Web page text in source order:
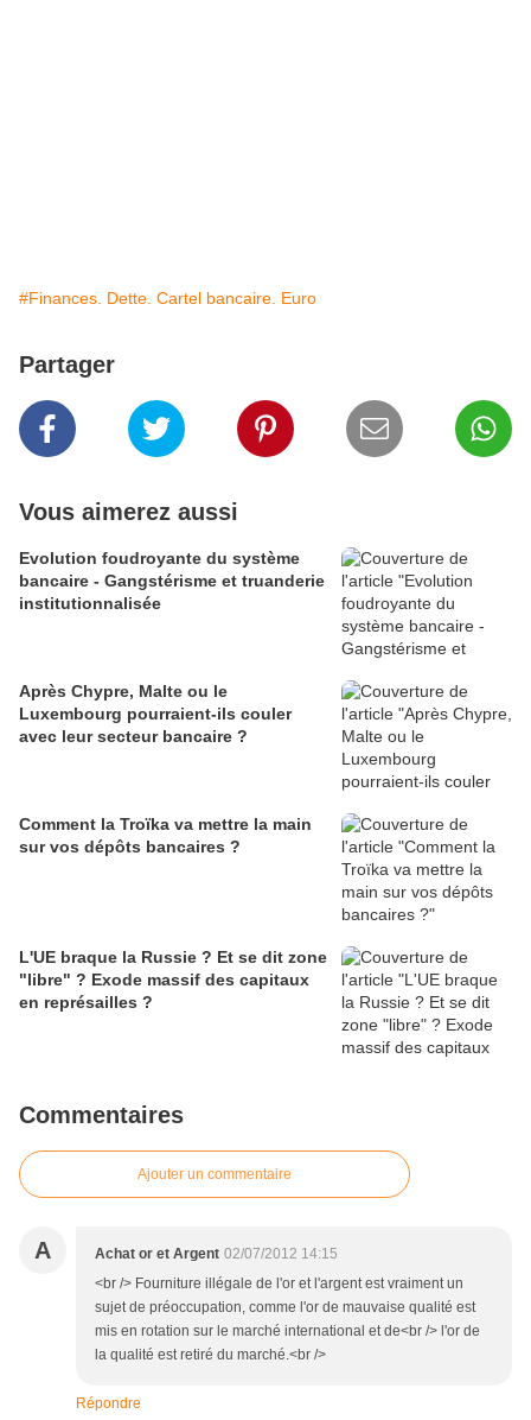
#Finances. Dette. Cartel bancaire. Euro
Partager
Vous aimerez aussi
Evolution foudroyante du système
bancaire - Gangstérisme et truanderie
institutionnalisée
Après Chypre, Malte ou le
Luxembourg pourraient-ils couler
avec leur secteur bancaire ?
Comment la Troïka va mettre la main
sur vos dépôts bancaires ?
L'UE braque la Russie ? Et se dit zone
"libre" ? Exode massif des capitaux
en représailles ?
Commentaires
Ajouter un commentaire
A Achat or et Argent 02/07/2012 14:15
<br /> Fourniture illégale de l'or et l'argent est vraiment un
sujet de préoccupation, comme l'or de mauvaise qualité est
mis en rotation sur le marché international et de<br /> l'or de
la qualité est retiré du marché.<br />
Répondre